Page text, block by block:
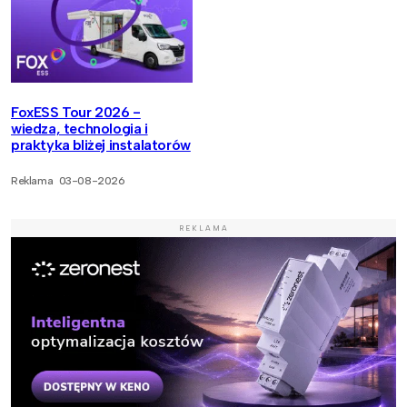
FoxESS Tour 2026 -
wiedza, technologia i
praktyka bliżej instalatorów
Reklama 03-08-2026
REKLAMA